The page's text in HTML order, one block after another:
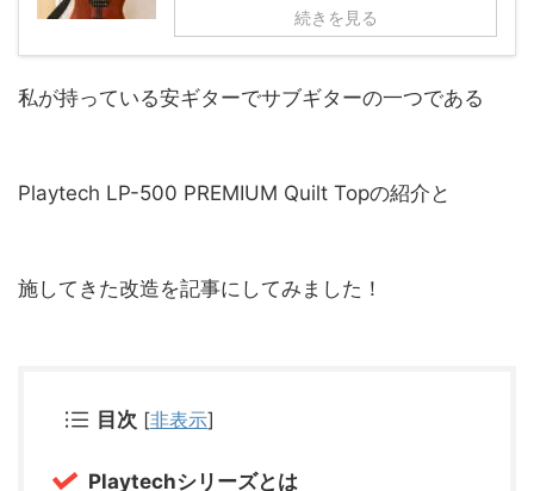
続きを見る
私が持っている安ギターでサブギターの一つである
Playtech LP-500 PREMIUM Quilt Topの紹介と
施してきた改造を記事にしてみました！
目次 [非表示]
Playtechシリーズとは